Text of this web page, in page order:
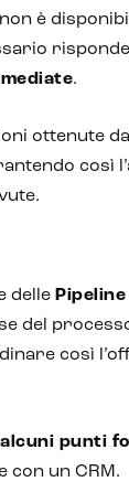
è
.
ottenute
così
delle
del
così
alcuni punti
con un CRM.